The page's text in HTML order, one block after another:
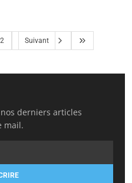
2 Suivant
derniers articles
mail.